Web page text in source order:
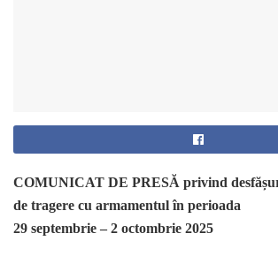
COMUNICAT DE PRESĂ privind
de tragere cu armamentul în perioada
29 septembrie – 2 octombrie 2025